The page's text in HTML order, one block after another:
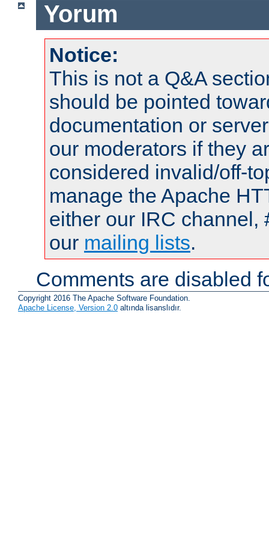
Yorum
Notice:
This is not a Q&A
should be pointed
documentation or
our moderators if they
considered invalid/off-
manage the Apache
either our IRC channel,
our mailing lists.
Comments are disabled
Copyright 2016 The Apache Software Foundation.
Apache License, Version 2.0 altında lisanslıdır.